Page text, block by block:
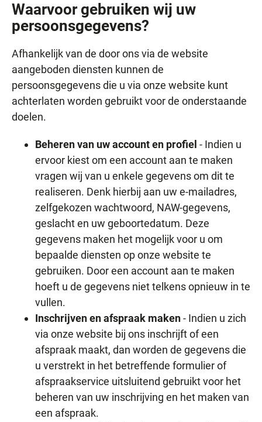
Waarvoor gebruiken wij uw
persoonsgegevens?
Afhankelijk van de door ons via de website
aangeboden diensten kunnen de
persoonsgegevens die u via onze website kunt
achterlaten worden gebruikt voor de onderstaande
doelen.
Beheren van uw account en profiel - Indien u
ervoor kiest om een account aan te maken
vragen wij van u enkele gegevens om dit te
realiseren. Denk hierbij aan uw e-mailadres,
zelfgekozen wachtwoord, NAW-gegevens,
geslacht en uw geboortedatum. Deze
gegevens maken het mogelijk voor u om
bepaalde diensten op onze website te
gebruiken. Door een account aan te maken
hoeft u de gegevens niet telkens opnieuw in te
vullen.
Inschrijven en afspraak maken- Indien u zich
via onze website bij ons inschrijft of een
afspraak maakt, dan worden de gegevens die
u verstrekt in het betreffende formulier of
afspraakservice uitsluitend gebruikt voor het
beheren van uw inschrijving en het maken van
een afspraak.